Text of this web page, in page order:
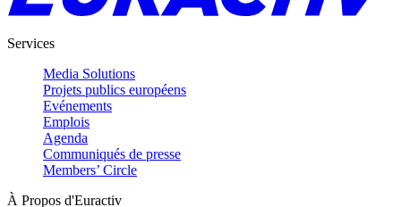
Services
Media Solutions
Projets publics européens
Evénements
Emplois
Agenda
Communiqués de presse
Members’ Circle
À Propos d'Euractiv